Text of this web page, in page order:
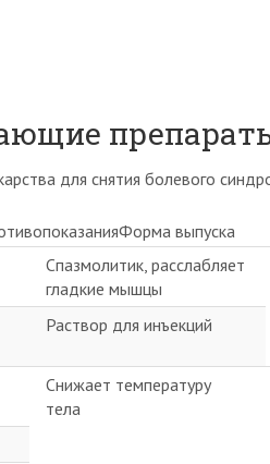
для снятия болевого
выпуска
Спазмолитик, расслабляет
гладкие мышцы
Раствор для инъекций
Снижает температуру
тела